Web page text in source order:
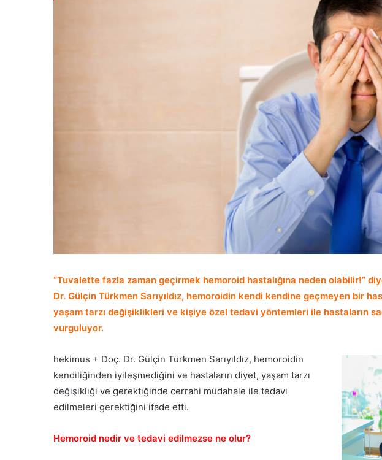
“Tuvalette fazla zaman geçirmek hemoroid hastalığına neden olabilir!”
Dr. Gülçin Türkmen Sarıyıldız, hemoroidin kendi kendine geçmeyen bir
yaşam tarzı değişiklikleri ve kişiye özel tedavi yöntemleri ile hastaların
vurguluyor.
hekimus + Doç. Dr. Gülçin Türkmen Sarıyıldız, hemoroidin
kendiliğinden iyileşmediğini ve hastaların diyet, yaşam tarzı
değişikliği ve gerektiğinde cerrahi müdahale ile tedavi
edilmeleri gerektiğini ifade etti.
Hemoroid nedir ve tedavi edilmezse ne olur?